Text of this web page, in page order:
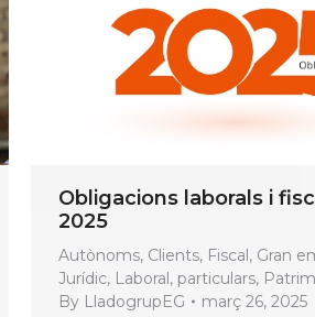
Obligacions laborals i
2025
Autònoms, Clients, Fiscal, Gran
Jurídic, Laboral, particulars,
By LladogrupEG març 26, 2025